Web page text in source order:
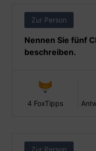
Zur Person
Nennen Sie fünf
beschreiben.
4 FoxTipps
Zur Person